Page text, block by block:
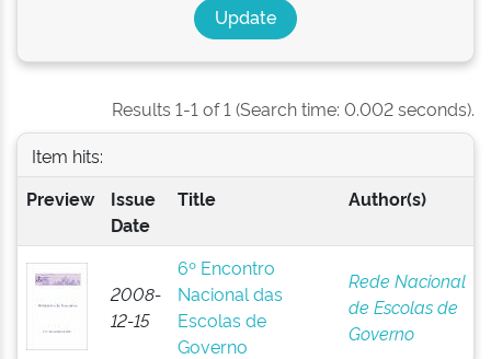
Results 1-1 of 1 (Search time: 0.002 seconds).
Item hits:
Preview
Issue
Date
Title Author(s)
2008-
12-15
6º Encontro
Nacional das
Escolas de
Governo
Rede Nacional
de Escolas de
Governo